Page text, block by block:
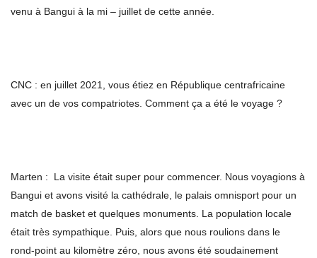
venu à Bangui à la mi – juillet de cette année.
CNC : en juillet 2021, vous étiez en République centrafricaine
avec un de vos compatriotes. Comment ça a été le voyage ?
Marten : La visite était super pour commencer. Nous voyagions à
Bangui et avons visité la cathédrale, le palais omnisport pour un
match de basket et quelques monuments. La population locale
était très sympathique. Puis, alors que nous roulions dans le
rond-point au kilomètre zéro, nous avons été soudainement